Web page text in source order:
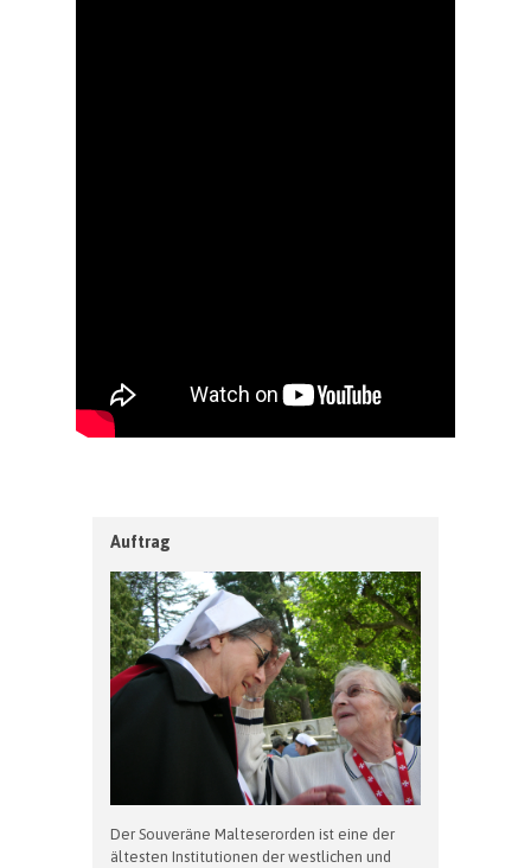
Auftrag
Der Souveräne Malteserorden ist eine der
ältesten Institutionen der westlichen und